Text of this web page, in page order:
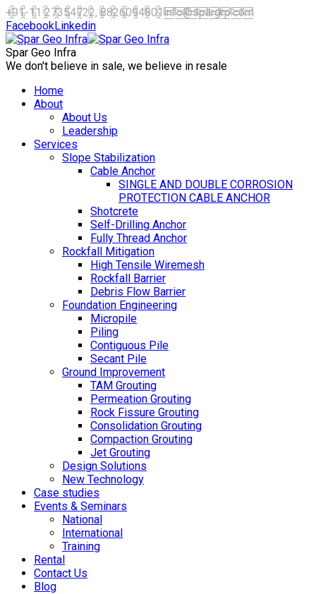
+91-11 27354722, 8826094801info@spargrp.com
FacebookLinkedin
Spar Geo Infra
We don't believe in sale, we believe in resale
Home
About
About Us
Leadership
Services
Slope Stabilization
Cable Anchor
SINGLE AND DOUBLE CORROSION
PROTECTION CABLE ANCHOR
Shotcrete
Self-Drilling Anchor
Fully Thread Anchor
Rockfall Mitigation
High Tensile Wiremesh
Rockfall Barrier
Debris Flow Barrier
Foundation Engineering
Micropile
Piling
Contiguous Pile
Secant Pile
Ground Improvement
TAM Grouting
Permeation Grouting
Rock Fissure Grouting
Consolidation Grouting
Compaction Grouting
Jet Grouting
Design Solutions
New Technology
Case studies
Events & Seminars
National
International
Training
Rental
Contact Us
Blog